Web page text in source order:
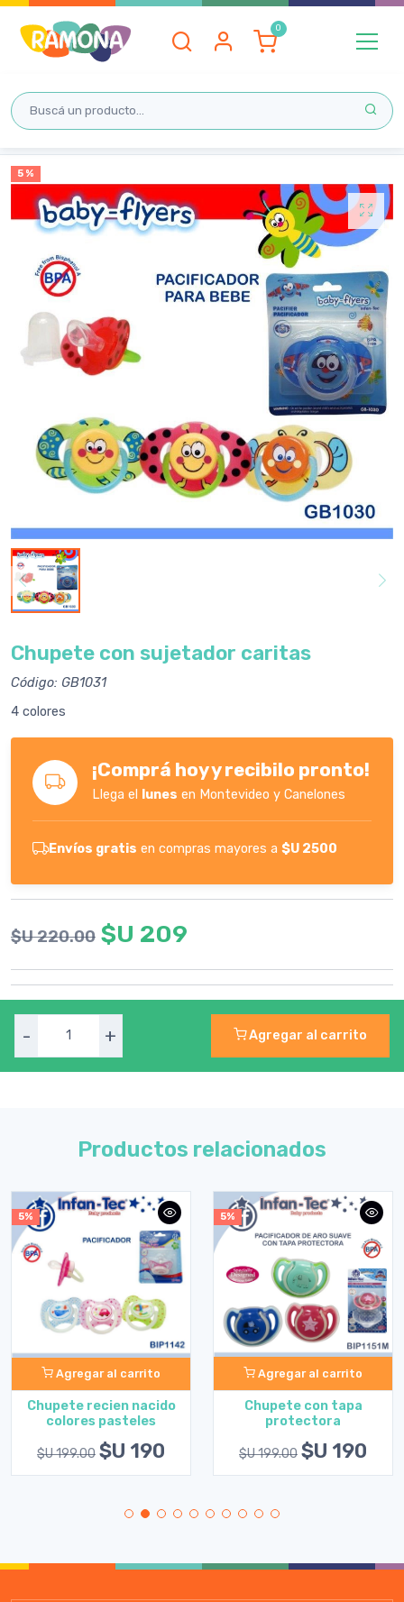
5 %
Chupete con sujetador caritas
Código: GB1031
4 colores
¡Comprá hoy y recibilo pronto!
Llega el lunes en Montevideo y Canelones
Envíos gratis en compras mayores a $U 2500
$U 220.00 $U 209
- + Agregar al carrito
Productos relacionados
5%
Agregar al carrito
Chupete recien nacido
colores pasteles
$U 199.00 $U 190
5%
Agregar al carrito
Chupete con tapa
protectora
$U 199.00 $U 190